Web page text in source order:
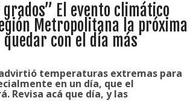
El evento climático
Metropolitana la próxima
con el día más
temperaturas extremas para
en un día, que el
Revisa acá que día, y las